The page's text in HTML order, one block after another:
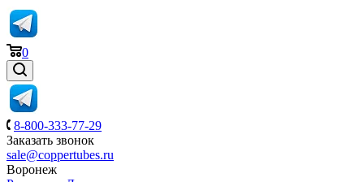
0
8-800-333-77-29
Заказать звонок
sale@coppertubes.ru
Воронеж